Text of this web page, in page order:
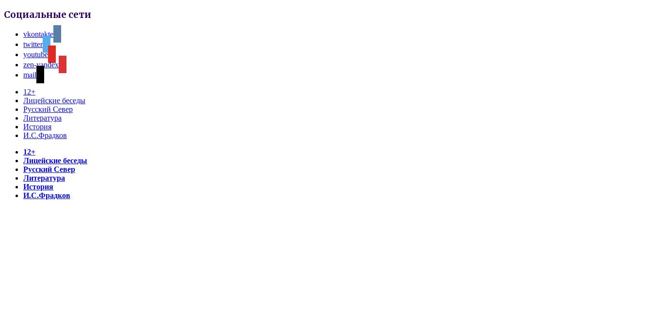
Социальные сети
vkontakte
twitter
youtube
zen-yandex
mail
12+
Лицейские беседы
Русский Север
Литература
История
И.С.Фрадков
12+
Лицейские беседы
Русский Север
Литература
История
И.С.Фрадков